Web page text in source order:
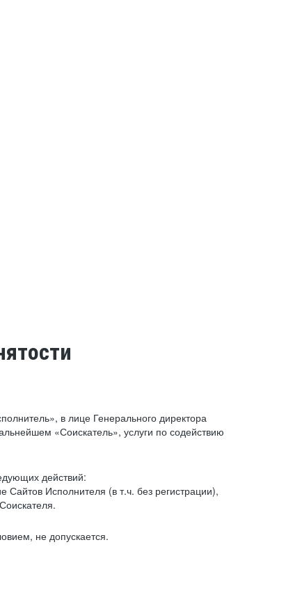
в лице Генерального директора
«Соискатель», услуги по содействию
действий:
Исполнителя (в т.ч. без регистрации),
не допускается.